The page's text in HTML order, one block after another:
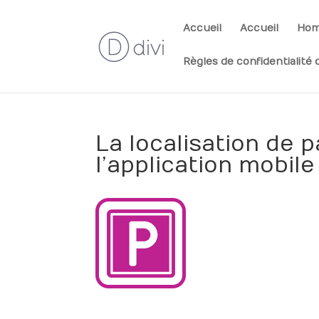
Accueil Accueil
Règles de confidentialité
La localisation de
l’application mobile